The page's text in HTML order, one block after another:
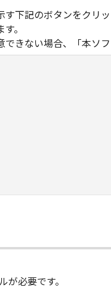
す下記のボタンをクリ
。
きない場合、「本ソ
下「指定機器」と言い
記憶媒体上にインスト
も含むものとします。
続されたコンピュータ
める場合を除き、キヤ
お客様に譲渡あるいは
必要です。